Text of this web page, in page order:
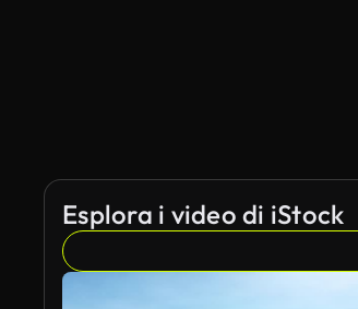
Esplora i video di iStock